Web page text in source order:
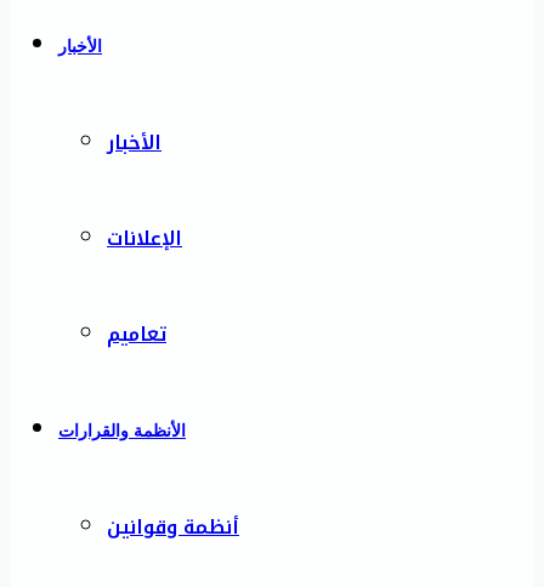
الأخبار
الأخبار
الإعلانات
تعاميم
الأنظمة والقرارات
أنظمة وقوانين